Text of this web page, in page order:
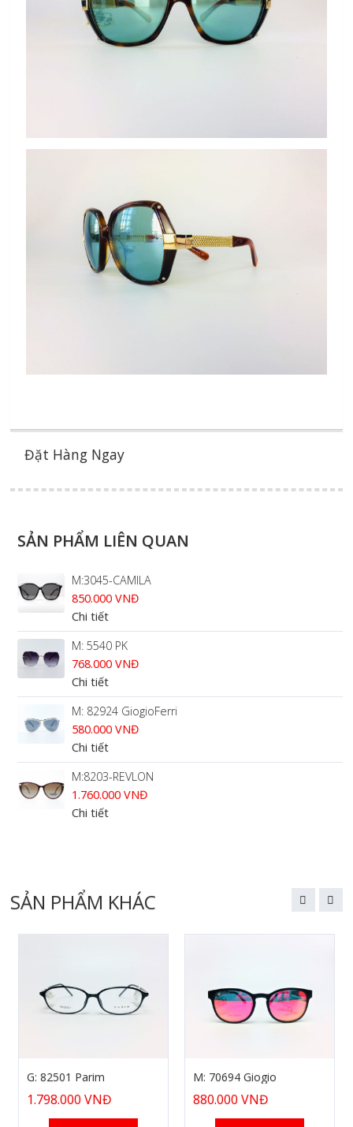
Đặt Hàng Ngay
SẢN PHẨM LIÊN QUAN
M:3045-CAMILA
850.000 VNĐ
Chi tiết
M: 5540 PK
768.000 VNĐ
Chi tiết
M: 82924 GiogioFerri
580.000 VNĐ
Chi tiết
M:8203-REVLON
1.760.000 VNĐ
Chi tiết
SẢN PHẨM KHÁC
G: 82501 Parim
1.798.000 VNĐ
M: 70694 Giogio
880.000 VNĐ